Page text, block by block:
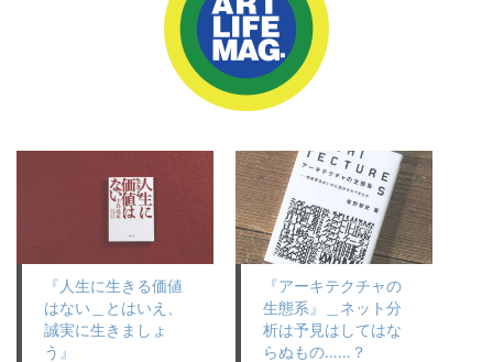
『人生に生きる価値
はない＿とはいえ、
誠実に生きましょ
う』
『アーキテクチャの
生態系』＿ネット分
析は予見はしてはな
らぬもの……？